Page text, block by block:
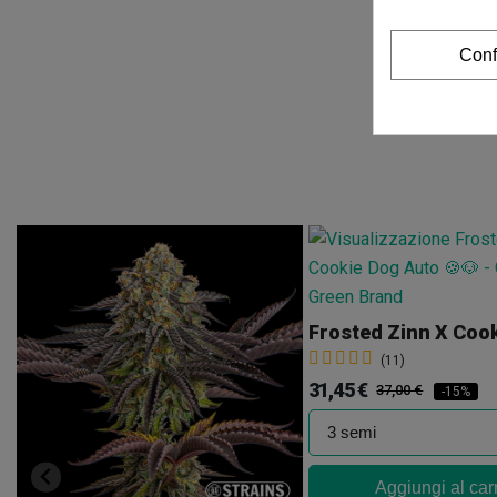
(11)
31,45 € 37,00 € -15%
Aggiungi al